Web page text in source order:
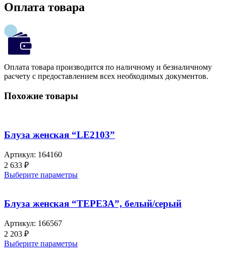
Оплата товара
Оплата товара производится по наличному и безналичному
расчету с предоставлением всех необходимых документов.
Похожие товары
Блуза женская “LE2103”
Артикул: 164160
2 633 ₽
Выберите параметры
Блуза женская “ТЕРЕЗА”, белый/серый
Артикул: 166567
2 203 ₽
Выберите параметры